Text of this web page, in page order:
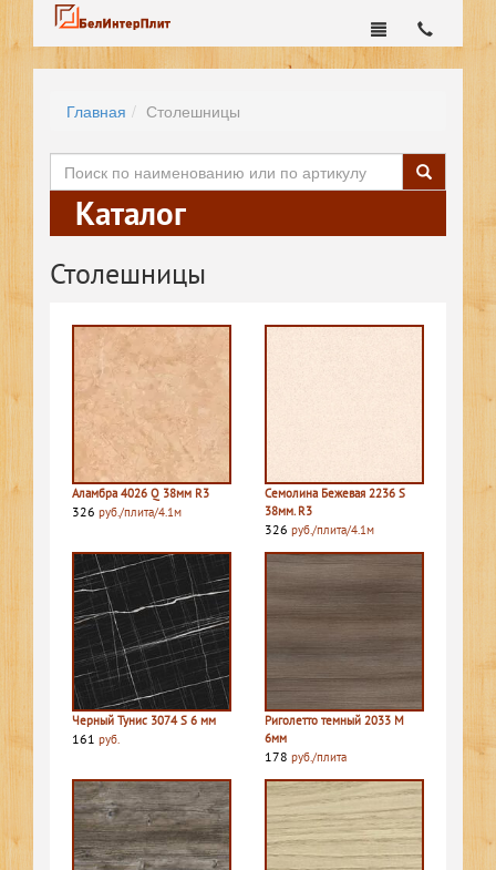
Главная Столешницы
Каталог
Столешницы
Аламбра 4026 Q 38мм R3
326 руб./плита/4.1м
Семолина Бежевая 2236 S
38мм. R3
326 руб./плита/4.1м
Черный Тунис 3074 S 6 мм
161 руб.
Риголетто темный 2033 M
6мм
178 руб./плита